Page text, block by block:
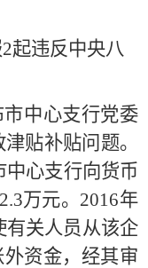
2起违反中央八
中心支行党委
贴补贴问题。
中心支行向货币
万元。 2016年
有关人员从该企
资金，经其审